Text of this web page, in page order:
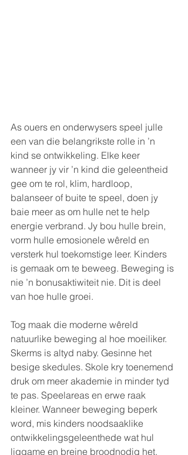
As ouers en onderwysers speel julle
een van die belangrikste rolle in ’n
kind se ontwikkeling. Elke keer
wanneer jy vir ’n kind die geleentheid
gee om te rol, klim, hardloop,
balanseer of buite te speel, doen jy
baie meer as om hulle net te help
energie verbrand. Jy bou hulle brein,
vorm hulle emosionele wêreld en
versterk hul toekomstige leer. Kinders
is gemaak om te beweeg. Beweging is
nie ’n bonusaktiwiteit nie. Dit is deel
van hoe hulle groei.
Tog maak die moderne wêreld
natuurlike beweging al hoe moeiliker.
Skerms is altyd naby. Gesinne het
besige skedules. Skole kry toenemend
druk om meer akademie in minder tyd
te pas. Speelareas en erwe raak
kleiner. Wanneer beweging beperk
word, mis kinders noodsaaklike
ontwikkelingsgeleenthede wat hul
liggame en breine broodnodig het.